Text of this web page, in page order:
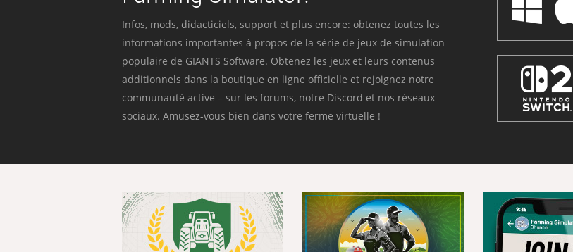
Infos, mods, didacticiels, support et plus encore: obtenez toutes les
informations importantes à propos de la série de jeux de simulation
populaire de GIANTS Software. Obtenez les jeux et leurs contenus
additionnels dans la boutique en ligne officielle et rejoignez notre
communauté active – sur les forums, notre Discord et nos réseaux
sociaux. Amusez-vous bien dans votre ferme virtuelle !